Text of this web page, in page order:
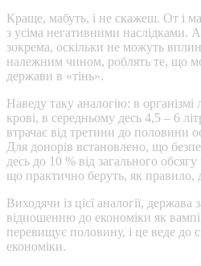
Краще, мабуть, і не скажеш. От і
з усіма негативними наслідками. А
зокрема, оскільки не можуть
належним чином, роблять те, що
держави в «тінь».
Наведу таку аналогію: в
крові, в середньому десь 4,5 – 6
втрачає від третини до половини
Для донорів встановлено, що
десь до 10 % від загального
що практично беруть, як правило,
Виходячи із цієї аналогії, держава
відношенню до економіки як
перевищує половину, і це веде до
економіки.